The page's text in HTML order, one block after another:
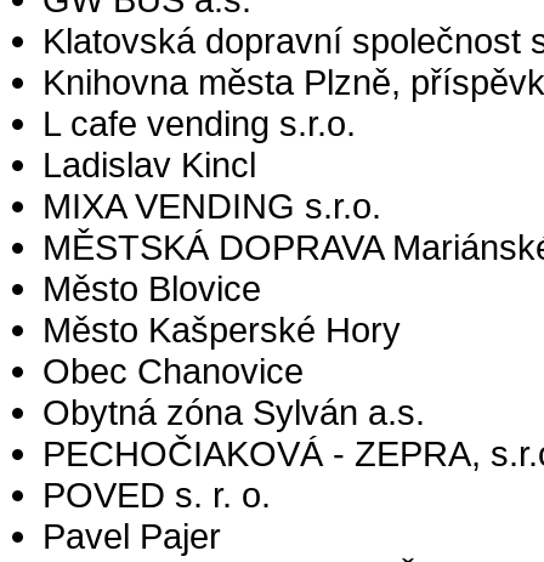
Klatovská dopravní společnost
Knihovna města Plzně,
L cafe vending s.r.o.
Ladislav Kincl
MIXA VENDING s.r.o.
MĚSTSKÁ DOPRAVA
Město Blovice
Město Kašperské Hory
Obec Chanovice
Obytná zóna Sylván a.s.
PECHOČIAKOVÁ - ZEPRA,
POVED s. r. o.
Pavel Pajer